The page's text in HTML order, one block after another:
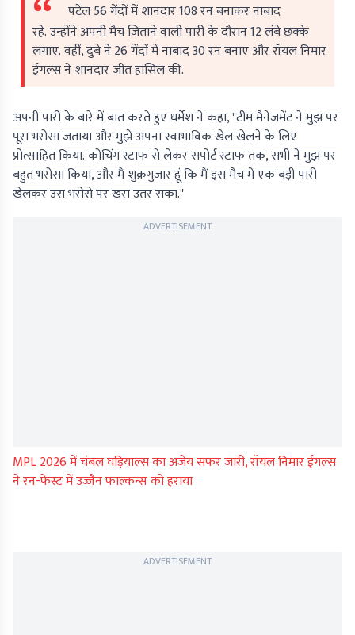
पटेल 56 गेंदों में शानदार 108 रन बनाकर नाबाद
रहे. उन्होंने अपनी मैच जिताने वाली पारी के दौरान 12 लंबे छक्के
लगाए. वहीं, दुबे ने 26 गेंदों में नाबाद 30 रन बनाए और रॉयल निमार
ईगल्स ने शानदार जीत हासिल की.
अपनी पारी के बारे में बात करते हुए धर्मेश ने कहा, "टीम मैनेजमेंट ने मुझ पर
पूरा भरोसा जताया और मुझे अपना स्वाभाविक खेल खेलने के लिए
प्रोत्साहित किया. कोचिंग स्टाफ से लेकर सपोर्ट स्टाफ तक, सभी ने मुझ पर
बहुत भरोसा किया, और मैं शुक्रगुजार हूं कि मैं इस मैच में एक बड़ी पारी
खेलकर उस भरोसे पर खरा उतर सका."
ADVERTISEMENT
MPL 2026 में चंबल घड़ियाल्स का अजेय सफर जारी, रॉयल निमार ईगल्स
ने रन-फेस्ट में उज्जैन फाल्कन्स को हराया
ADVERTISEMENT